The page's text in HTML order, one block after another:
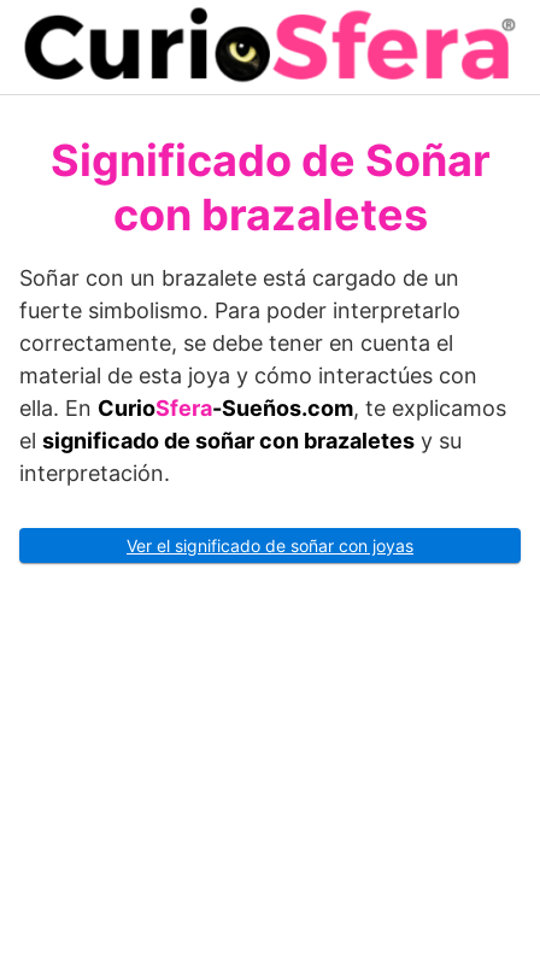
Saltar
contenido
Significado de Soñar
con brazaletes
Soñar con un brazalete está cargado de un
fuerte simbolismo. Para poder interpretarlo
correctamente, se debe tener en cuenta el
material de esta joya y cómo interactúes con
ella. En CurioSfera-Sueños.com, te explicamos
el significado de soñar con brazaletes y su
interpretación.
Ver el significado de soñar con joyas